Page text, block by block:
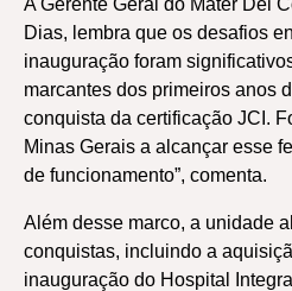
Dias, lembra que os desafios
inauguração foram
marcantes dos primeiros anos
conquista da certificação JCI.
Minas Gerais a alcançar esse
de funcionamento”, comenta.
Além desse marco, a unidade
conquistas, incluindo a
inauguração do Hospital